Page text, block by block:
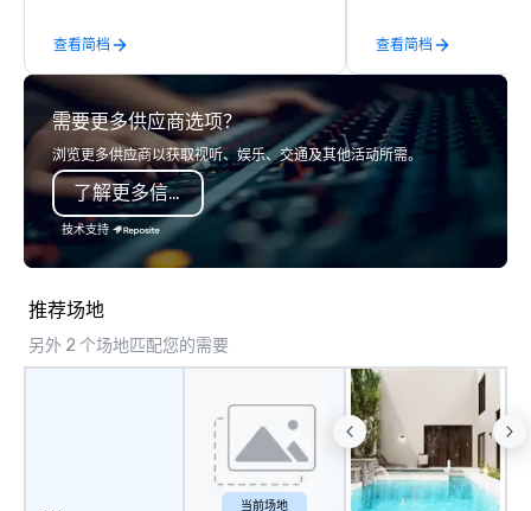
查看简档
offsites. Whether
think like a Silicon
explore the mindsets
world's fastest-
or walk away with a
innovation playbook,
Fully customizable by
查看简档
需要更多供应商选项？
浏览更多供应商以获取视听、娱乐、交通及其他活动所需。
了解更多信息
技术支持
推荐场地
另外 2 个场地匹配您的需要
当前场地